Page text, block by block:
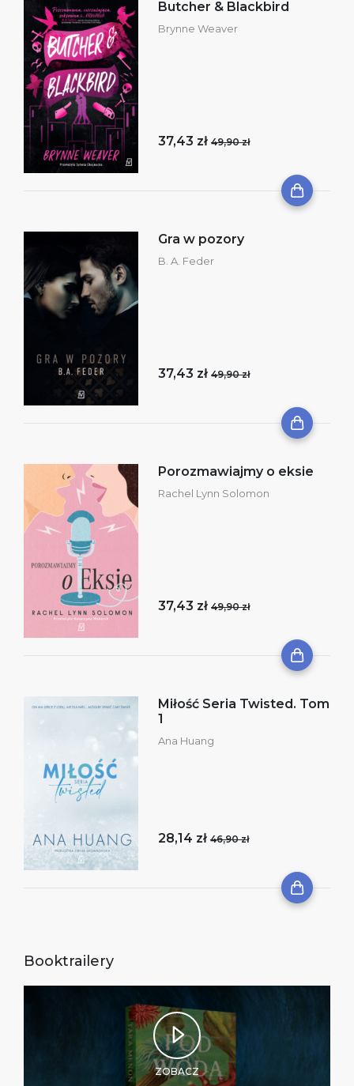
Butcher & Blackbird
Brynne Weaver
37,43 zł 49,90 zł
Gra w pozory
B. A. Feder
37,43 zł 49,90 zł
Porozmawiajmy o eksie
Rachel Lynn Solomon
37,43 zł 49,90 zł
Miłość Seria Twisted. Tom
1
Ana Huang
28,14 zł 46,90 zł
Booktrailery
ZOBACZ